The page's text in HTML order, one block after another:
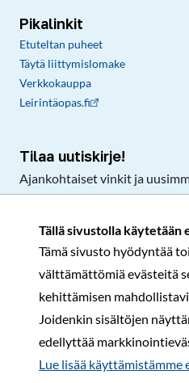
Tällä sivustolla käytetään
Tämä sivusto hyödyntää
välttämättömiä evästeitä
kehittämisen
Joidenkin sisältöjen
edellyttää
Lue lisää käyttämistämme
Pikalinkit
Etuteltan puheet
Täytä liittymislomake
Verkkokauppa
Leirintäopas.fi
Tilaa uutiskirje!
Ajankohtaiset vinkit ja
Rekisteri- ja